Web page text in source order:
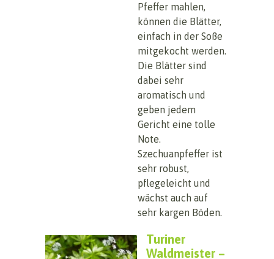
Pfeffer mahlen,
können die Blätter,
einfach in der Soße
mitgekocht werden.
Die Blätter sind
dabei sehr
aromatisch und
geben jedem
Gericht eine tolle
Note.
Szechuanpfeffer ist
sehr robust,
pflegeleicht und
wächst auch auf
sehr kargen Böden.
Turiner
Waldmeister –